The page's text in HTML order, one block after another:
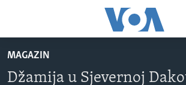
glavni
sadržaj
MAGAZIN
Džamija u Sjevernoj